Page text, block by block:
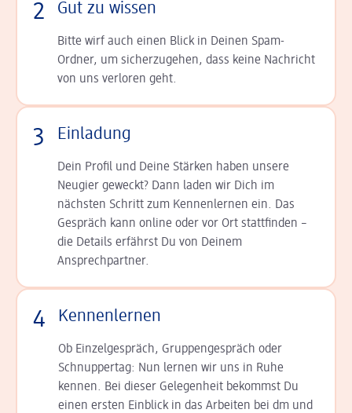
2 Gut zu wissen
Bitte wirf auch einen Blick in Deinen Spam-
Ordner, um sicherzugehen, dass keine Nachricht
von uns verloren geht.
3 Einladung
Dein Profil und Deine Stär­ken haben unsere
Neugier geweckt? Dann laden wir Dich im
nächsten Schritt zum Kennen­lernen ein. Das
Gespräch kann online oder vor Ort statt­finden –
die Details er­fährst Du von Deinem
Ansprechpartner.
4 Kennenlernen
Ob Einzelgespräch, Grup­pen­gespräch oder
Schnup­per­tag: Nun lernen wir uns in Ruhe
kennen. Bei dieser Gelegenheit bekommst Du
einen ersten Einblick in das Arbeiten bei dm und